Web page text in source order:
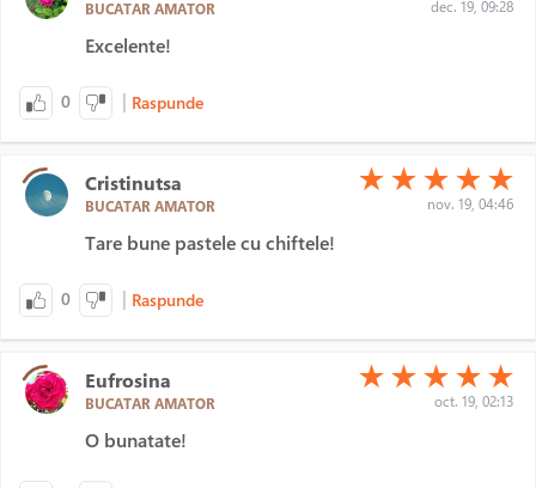
BUCATAR AMATOR dec. 19, 09:28
Excelente!
0 | Raspunde
Cristinutsa
BUCATAR AMATOR
(*)
★ (*)
★ (*)
★ (*)
★ (*)
★
nov. 19, 04:46
Tare bune pastele cu chiftele!
0 | Raspunde
Eufrosina
BUCATAR AMATOR
(*)
★ (*)
★ (*)
★ (*)
★ (*)
★
oct. 19, 02:13
O bunatate!